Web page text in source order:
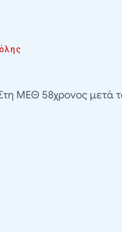
ΜΕΘ 58χρονος μετά